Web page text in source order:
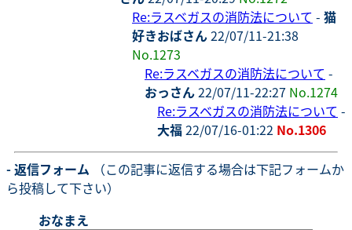
Re:ラスベガスの消防法について - 猫
好きおばさん22/07/11-21:38
No.1273
Re:ラスベガスの消防法について -
おっさん22/07/11-22:27 No.1274
Re:ラスベガスの消防法について -
大福22/07/16-01:22 No.1306
- 返信フォーム （この記事に返信する場合は下記フォームか
ら投稿して下さい）
おなまえ